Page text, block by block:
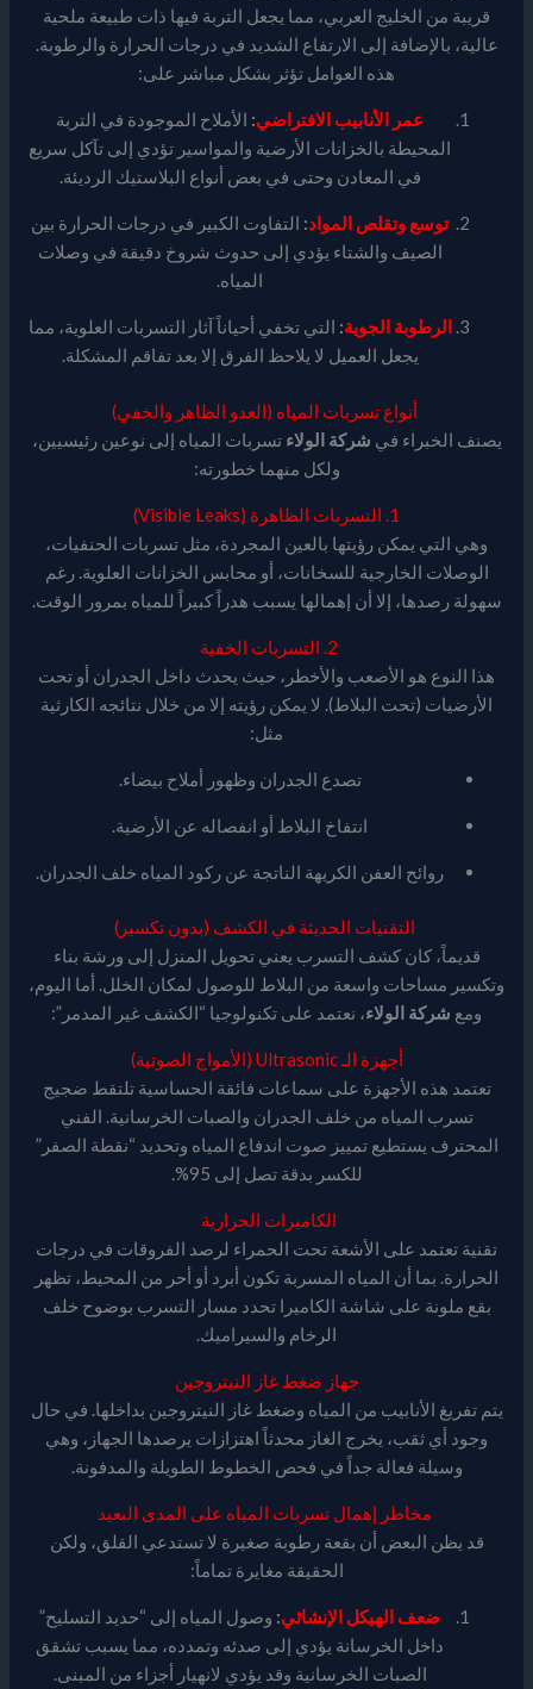
قريبة من الخليج العربي، مما يجعل التربة فيها ذات طبيعة ملحية
عالية، بالإضافة إلى الارتفاع الشديد في درجات الحرارة والرطوبة.
هذه العوامل تؤثر بشكل مباشر على:
عمر الأنابيب الافتراضي: الأملاح الموجودة في التربة
المحيطة بالخزانات الأرضية والمواسير تؤدي إلى تآكل سريع
في المعادن وحتى في بعض أنواع البلاستيك الرديئة.
توسع وتقلص المواد: التفاوت الكبير في درجات الحرارة بين
الصيف والشتاء يؤدي إلى حدوث شروخ دقيقة في وصلات
المياه.
الرطوبة الجوية: التي تخفي أحياناً آثار التسربات العلوية، مما
يجعل العميل لا يلاحظ الفرق إلا بعد تفاقم المشكلة.
أنواع تسربات المياه (العدو الظاهر والخفي)
يصنف الخبراء في شركة الولاء تسربات المياه إلى نوعين رئيسيين،
ولكل منهما خطورته:
1. التسربات الظاهرة (Visible Leaks)
وهي التي يمكن رؤيتها بالعين المجردة، مثل تسربات الحنفيات،
الوصلات الخارجية للسخانات، أو محابس الخزانات العلوية. رغم
سهولة رصدها، إلا أن إهمالها يسبب هدراً كبيراً للمياه بمرور الوقت.
2. التسربات الخفية
هذا النوع هو الأصعب والأخطر، حيث يحدث داخل الجدران أو تحت
الأرضيات (تحت البلاط). لا يمكن رؤيته إلا من خلال نتائجه الكارثية
مثل:
تصدع الجدران وظهور أملاح بيضاء.
انتفاخ البلاط أو انفصاله عن الأرضية.
روائح العفن الكريهة الناتجة عن ركود المياه خلف الجدران.
التقنيات الحديثة في الكشف (بدون تكسير)
قديماً، كان كشف التسرب يعني تحويل المنزل إلى ورشة بناء
وتكسير مساحات واسعة من البلاط للوصول لمكان الخلل. أما اليوم،
ومع شركة الولاء، نعتمد على تكنولوجيا “الكشف غير المدمر”:
أجهزة الـ Ultrasonic (الأمواج الصوتية)
تعتمد هذه الأجهزة على سماعات فائقة الحساسية تلتقط ضجيج
تسرب المياه من خلف الجدران والصبات الخرسانية. الفني
المحترف يستطيع تمييز صوت اندفاع المياه وتحديد “نقطة الصفر”
للكسر بدقة تصل إلى 95%.
الكاميرات الحرارية
تقنية تعتمد على الأشعة تحت الحمراء لرصد الفروقات في درجات
الحرارة. بما أن المياه المسربة تكون أبرد أو أحر من المحيط، تظهر
بقع ملونة على شاشة الكاميرا تحدد مسار التسرب بوضوح خلف
الرخام والسيراميك.
جهاز ضغط غاز النيتروجين
يتم تفريغ الأنابيب من المياه وضغط غاز النيتروجين بداخلها. في حال
وجود أي ثقب، يخرج الغاز محدثاً اهتزازات يرصدها الجهاز، وهي
وسيلة فعالة جداً في فحص الخطوط الطويلة والمدفونة.
مخاطر إهمال تسربات المياه على المدى البعيد
قد يظن البعض أن بقعة رطوبة صغيرة لا تستدعي القلق، ولكن
الحقيقة مغايرة تماماً:
ضعف الهيكل الإنشائي: وصول المياه إلى “حديد التسليح”
داخل الخرسانة يؤدي إلى صدئه وتمدده، مما يسبب تشقق
الصبات الخرسانية وقد يؤدي لانهيار أجزاء من المبنى.